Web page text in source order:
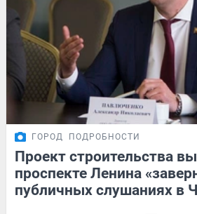
ГОРОД ПОДРОБНОСТИ
Проект строительства
проспекте Ленина
публичных слушаниях в